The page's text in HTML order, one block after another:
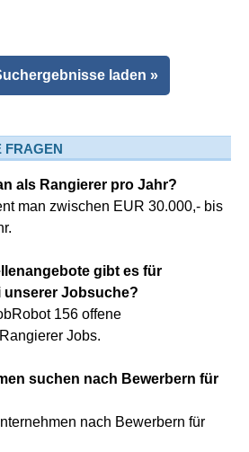
laden »
FRAGEN
als Rangierer pro Jahr?
man zwischen EUR 30.000,- bis
gibt es für
unserer Jobsuche?
156 offene
Jobs.
suchen nach Bewerbern für
nach Bewerbern für